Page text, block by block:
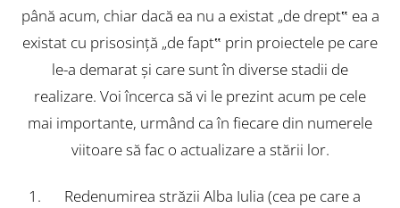
până acum, chiar dacă ea nu a existat „de drept‟ ea a
existat cu prisosinţă „de fapt‟ prin proiectele pe care
le-a demarat şi care sunt în diverse stadii de
realizare. Voi încerca să vi le prezint acum pe cele
mai importante, urmând ca în fiecare din numerele
viitoare să fac o actualizare a stării lor.
Redenumirea străzii Alba Iulia (cea pe care a